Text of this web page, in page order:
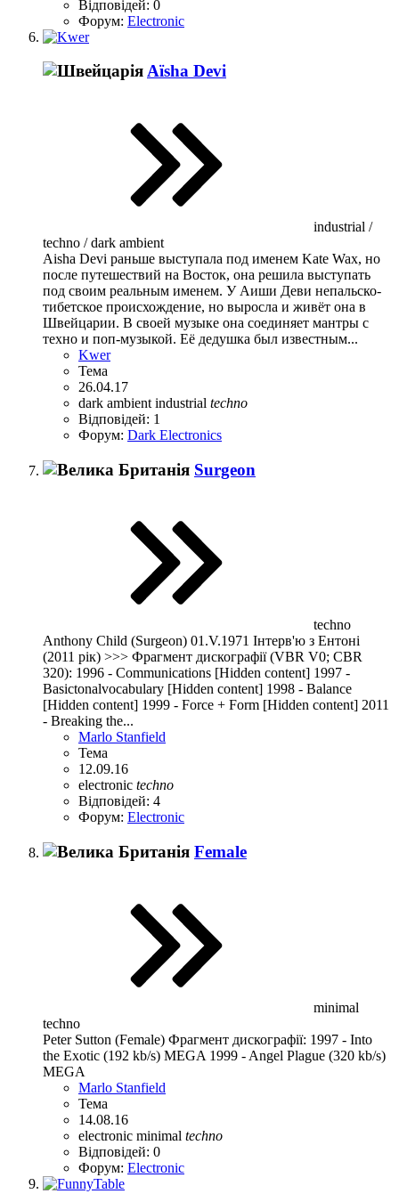
Відповідей: 0
Форум: Electronic
Aïsha Devi
industrial /
techno / dark ambient
Aisha Devi раньше выступала под именем Kate Wax, но
после путешествий на Восток, она решила выступать
под своим реальным именем. У Аиши Деви непальско-
тибетское происхождение, но выросла и живёт она в
Швейцарии. В своей музыке она соединяет мантры с
техно и поп-музыкой. Её дедушка был известным...
Kwer
Тема
26.04.17
dark ambient industrial techno
Відповідей: 1
Форум: Dark Electronics
Surgeon
techno
Anthony Child (Surgeon) 01.V.1971 Інтерв'ю з Ентоні
(2011 рік) >>> Фрагмент дискографії (VBR V0; CBR
320): 1996 - Communications [Hidden content] 1997 -
Basictonalvocabulary [Hidden content] 1998 - Balance
[Hidden content] 1999 - Force + Form [Hidden content] 2011
- Breaking the...
Marlo Stanfield
Тема
12.09.16
electronic techno
Відповідей: 4
Форум: Electronic
Female
minimal
techno
Peter Sutton (Female) Фрагмент дискографії: 1997 - Into
the Exotic (192 kb/s) MEGA 1999 - Angel Plague (320 kb/s)
MEGA
Marlo Stanfield
Тема
14.08.16
electronic minimal techno
Відповідей: 0
Форум: Electronic